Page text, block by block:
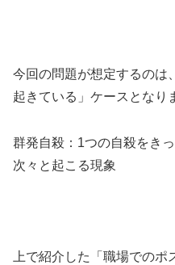
今回の問題が想定するのは
起きている」ケースとなり
群発自殺：1つの自殺をき
次々と起こる現象
上で紹介した「職場での